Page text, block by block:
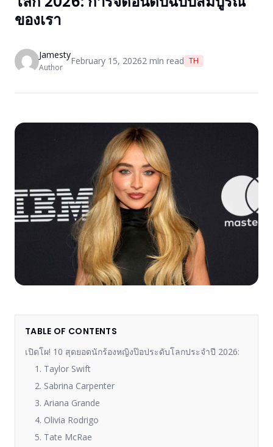
ของเรา
Jamesty
Author
February 15, 20262 min read TH
TABLE OF CONTENTS
เปิดโผ! 10 สุดยอดนักร้องหญิงป๊อประดับโลกประจำปี 2026:
1. Taylor Swift
2. Sabrina Carpenter
3. Ariana Grande
4. Olivia Rodrigo
5. Tate McRae